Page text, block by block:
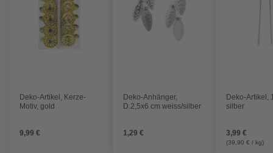
Deko-Artikel, Kerze-
Motiv, gold
9,99 €
Deko-Anhänger,
D.2,5x6 cm weiss/silber
1,29 €
Deko-Artikel,
silber
3,99 €
(39,90 € / kg)